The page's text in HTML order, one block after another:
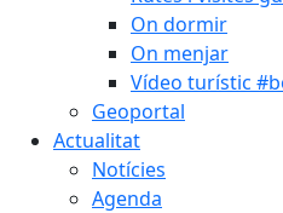
On dormir
On menjar
Vídeo turístic
Geoportal
Actualitat
Notícies
Agenda